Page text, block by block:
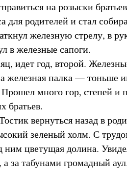
на розыски
для родителей и стал
железную стрелу, в
обул в
идет год, второй.
железная палка — тоньше
много гор, степей и
братьев.
вернуться назад в
зеленый холм. С
ним цветущая долина.
за табунами громадный